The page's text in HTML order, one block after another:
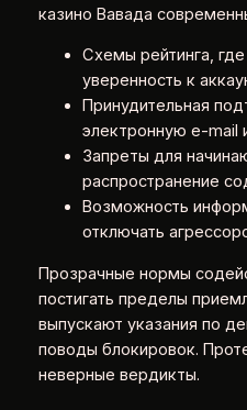
казино Вавада
Схемы рейтинга,
уверенность к
Принудительная
электронную e-mail
Запреты для
распространение
Возможность
отключать
Прозрачные нормы
постигать пределы
выпускают указания по
поводы блокировок.
неверные вердикты.